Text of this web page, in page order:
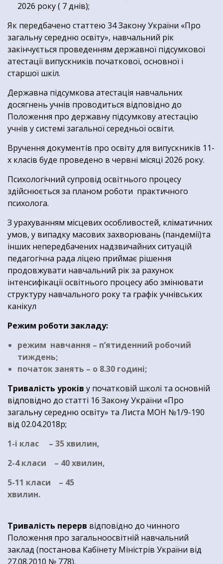
2026 року ( 7 днів);
Як передбачено статтею 34 Закону України «Про
загальну середню освіту», навчальний рік
закінчується проведенням державної підсумкової
атестації випускників початкової, основної і
старшої шкіл.
Державна підсумкова атестація навчальних
досягнень учнів проводиться відповідно до
Положення про державну підсумкову атестацію
учнів у системі загальної середньої освіти.
Вручення документів про освіту для випускників 11-
х класів буде проведено в червні місяці 2026 року.
Психологічний супровід освітнього процесу
здійснюється за планом роботи практичного
психолога.
З урахуванням місцевих особливостей, кліматичних
умов, у випадку масових захворювань (пандемії)та
інших непередбачених надзвичайних ситуацій
педагогічна рада ліцею приймає рішення
продовжувати навчальний рік за рахунок
інтенсифікації освітнього процесу або змінювати
структуру навчального року та графік учнівських
канікул
Режим роботи закладу:
режим навчання – п’ятиденний робочий
тиждень;
початок занять – о 8.30 годині;
Тривалість уроків у початковій школі та основній
відповідно до статті 16 Закону України «Про
загальну середню освіту» та Листа МОН №1/9-190
від 02.04.2018р;
1-і клас – 35 хвилин,
2-4 класи – 40 хвилин,
5-11 класи – 45
хвилин.
Тривалість перерв відповідно до чинного
Положення про загальноосвітній навчальний
заклад (постанова Кабінету Міністрів України від
27.08.2010 № 778).